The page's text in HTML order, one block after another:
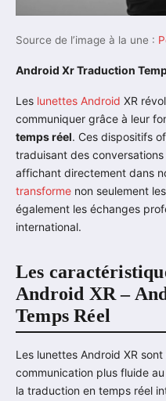
Source de l’image à la une :
Android Xr Traduction
Les lunettes Android XR
communiquer grâce à leur
temps réel. Ces dispositifs
traduisant des
affichant directement dans
transforme non seulement
également les échanges
international.
Les
Android XR –
Temps Réel
Les lunettes Android XR
communication plus fluide
la traduction en temps réel